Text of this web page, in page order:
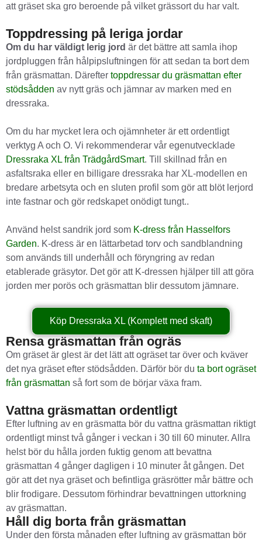
att gräset ska gro beroende på vilket grässort du har valt.
Toppdressing på leriga jordar
Om du har väldigt lerig jord är det bättre att samla ihop
jordpluggen från hålpipsluftningen för att sedan ta bort dem
från gräsmattan. Därefter toppdressar du gräsmattan efter
stödsådden av nytt gräs och jämnar av marken med en
dressraka.
Om du har mycket lera och ojämnheter är ett ordentligt
verktyg A och O. Vi rekommenderar vår egenutvecklade
Dressraka XL från TrädgårdSmart. Till skillnad från en
asfaltsraka eller en billigare dressraka har XL-modellen en
bredare arbetsyta och en sluten profil som gör att blöt lerjord
inte fastnar och gör redskapet onödigt tungt..
Använd helst sandrik jord som K-dress från Hasselfors
Garden. K-dress är en lättarbetad torv och sandblandning
som används till underhåll och föryngring av redan
etablerade gräsytor. Det gör att K-dressen hjälper till att göra
jorden mer porös och gräsmattan blir dessutom jämnare.
Köp Dressraka XL (Komplett med skaft)
Rensa gräsmattan från ogräs
Om gräset är glest är det lätt att ogräset tar över och kväver
det nya gräset efter stödsådden. Därför bör du ta bort ogräset
från gräsmattan så fort som de börjar växa fram.
Vattna gräsmattan ordentligt
Efter luftning av en gräsmatta bör du vattna gräsmattan riktigt
ordentligt minst två gånger i veckan i 30 till 60 minuter. Allra
helst bör du hålla jorden fuktig genom att bevattna
gräsmattan 4 gånger dagligen i 10 minuter åt gången. Det
gör att det nya gräset och befintliga gräsrötter mår bättre och
blir frodigare. Dessutom förhindrar bevattningen uttorkning
av gräsmattan.
Håll dig borta från gräsmattan
Under den första månaden efter luftning av gräsmattan bör